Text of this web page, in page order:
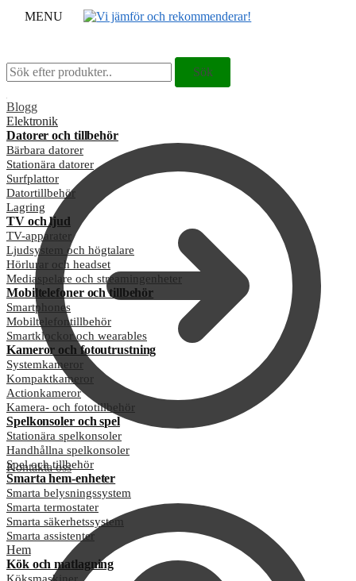
MENU
Sök
efter:
Sök
Blogg
Kontakta oss
Sök
efter:
Sök
Elektronik
Datorer och tillbehör
Bärbara datorer
Stationära datorer
Surfplattor
Datortillbehör
Lagring
TV och ljud
TV-apparater
Ljudsystem och högtalare
Hörlurar och headset
Mediaspelare och streamingenheter
Mobiltelefoner och tillbehör
Smartphones
Mobiltelefontillbehör
Smartklockor och wearables
Kameror och fotoutrustning
Systemkameror
Kompaktkameror
Actionkameror
Kamera- och fototillbehör
Spelkonsoler och spel
Stationära spelkonsoler
Handhållna spelkonsoler
Spel och tillbehör
Smarta hem-enheter
Smarta belysningssystem
Smarta termostater
Smarta säkerhetssystem
Smarta assistenter
Hem
Kök och matlagning
Köksmaskiner